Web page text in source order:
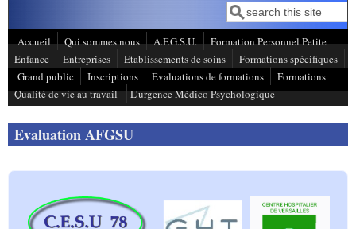
Formulaire de
recherche
Recherche
Accueil Qui sommes nous A.F.G.S.U.
Formation Personnel Petite
Enfance
Entreprises Etablissements de soins
Formations spécifiques
Grand public
Inscriptions Evaluations de formations
Formations
Qualité de vie au travail
L’urgence Médico Psychologique
Evaluation AFGSU